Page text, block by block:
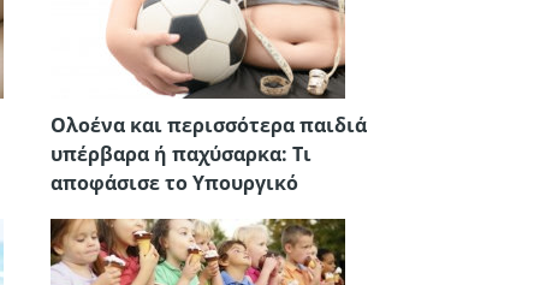
Ολοένα και περισσότερα παιδιά
υπέρβαρα ή παχύσαρκα: Τι
αποφάσισε το Υπουργικό